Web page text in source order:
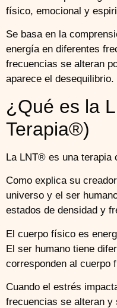
físico, emocional y
Se basa en la
energía en diferentes
frecuencias se alteran
aparece el desequilibrio.
¿Qué es la
Terapia®)
La LNT® es una terapia
Como explica su
universo y el ser
estados de densidad y
El cuerpo físico es
El ser humano tiene
corresponden al cuerpo
Cuando el estrés
frecuencias se alteran y